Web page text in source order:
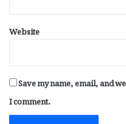
Website
Save my name, email, and
I comment.